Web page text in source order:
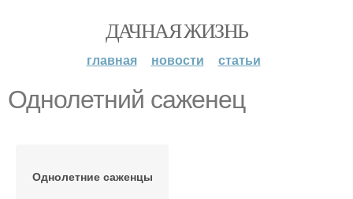
ДАЧНАЯ ЖИЗНЬ
главная новости статьи
Однолетний саженец
Однолетние саженцы